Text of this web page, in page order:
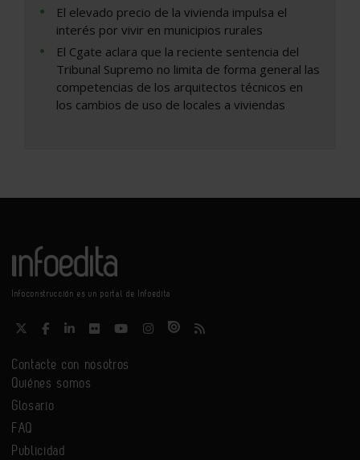
El elevado precio de la vivienda impulsa el
interés por vivir en municipios rurales
El Cgate aclara que la reciente sentencia del
Tribunal Supremo no limita de forma general las
competencias de los arquitectos técnicos en
los cambios de uso de locales a viviendas
Infoconstrucción es un portal de Infoedita
Contacte con nosotros
Quiénes somos
Glosario
FAQ
Publicidad